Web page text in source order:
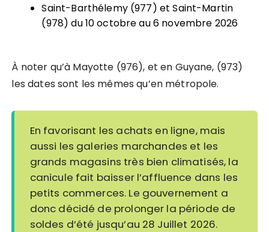
Saint-Barthélemy (977) et Saint-Martin
(978) du 10 octobre au 6 novembre 2026
À noter qu’à Mayotte (976), et en Guyane, (973)
les dates sont les mêmes qu’en métropole.
En favorisant les achats en ligne, mais
aussi les galeries marchandes et les
grands magasins très bien climatisés, la
canicule fait baisser l’affluence dans les
petits commerces. Le gouvernement a
donc décidé de prolonger la période de
soldes d’été jusqu’au 28 Juillet 2026.